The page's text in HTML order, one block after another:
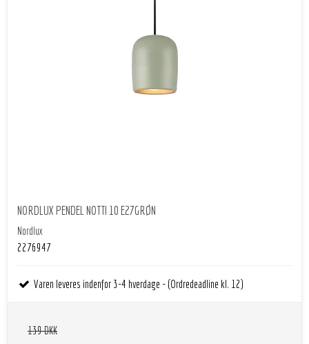
NORDLUX PENDEL NOTTI 10 E27GRØN
Nordlux
2276947
Varen leveres indenfor 3-4 hverdage - (Ordredeadline kl. 12)
139 DKK